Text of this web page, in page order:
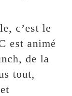
c’est le
est animé
de la
tout,